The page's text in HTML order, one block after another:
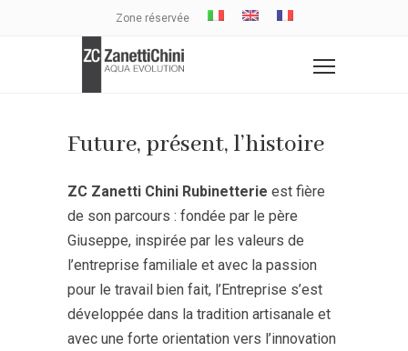
Zone réservée
Future, présent, l’histoire
ZC Zanetti Chini Rubinetterie est fière
de son parcours : fondée par le père
Giuseppe, inspirée par les valeurs de
l’entreprise familiale et avec la passion
pour le travail bien fait, l’Entreprise s’est
développée dans la tradition artisanale et
avec une forte orientation vers l’innovation